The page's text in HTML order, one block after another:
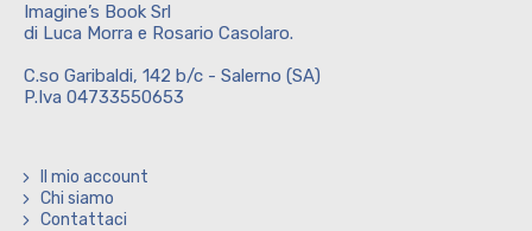
Imagine’s Book Srl
di Luca Morra e Rosario Casolaro.
C.so Garibaldi, 142 b/c - Salerno (SA)
P.Iva 04733550653
Il mio account
Chi siamo
Contattaci